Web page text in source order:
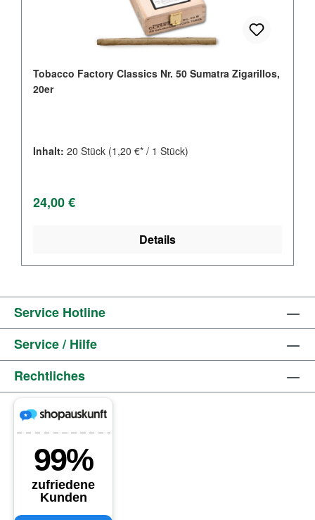
Tobacco Factory Classics Nr. 50 Sumatra Zigarillos,
20er
Inhalt: 20 Stück (1,20 €* / 1 Stück)
Regulärer Preis:
24,00 €
Details
Service Hotline
Service / Hilfe
Rechtliches